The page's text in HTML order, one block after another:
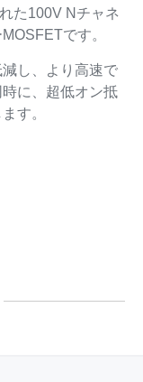
た100V Nチャネ
です。
し、より高速で
に、超低オン抵
す。